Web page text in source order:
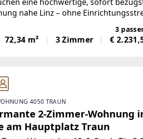
nahe Linz – ohne
genau das
Vorteile auf einen Blick
3
72,34 m² 3 Zimmer €
4050 TRAUN
2-Zimmer-Wohnung
am Hauptplatz Traun